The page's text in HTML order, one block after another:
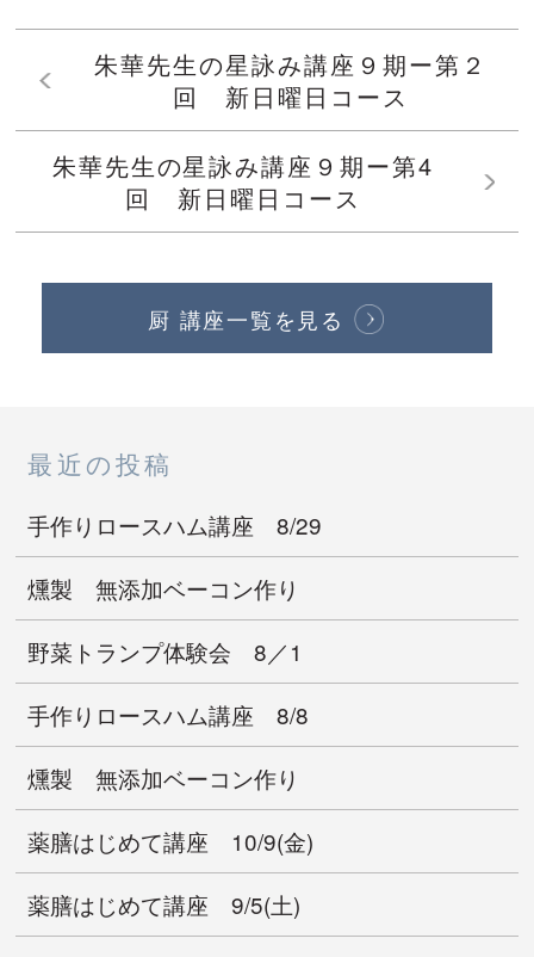
朱華先生の星詠み講座９期ー第２
回 新日曜日コース
朱華先生の星詠み講座９期ー第4
回 新日曜日コース
厨 講座一覧を見る
最近の投稿
手作りロースハム講座 8/29
燻製 無添加ベーコン作り
野菜トランプ体験会 8／1
手作りロースハム講座 8/8
燻製 無添加ベーコン作り
薬膳はじめて講座 10/9(金)
薬膳はじめて講座 9/5(土)